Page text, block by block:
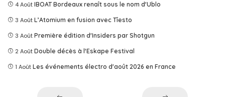
4 Août IBOAT Bordeaux renaît sous le nom d'Ublo
3 Août L’Atomium en fusion avec Tîesto
3 Août Première édition d'Insiders par Shotgun
2 Août Double décès à l'Eskape Festival
1 Août Les événements électro d'août 2026 en France